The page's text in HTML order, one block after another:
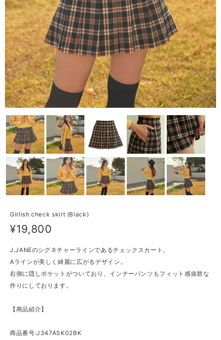
Girlish check skirt (Black)
¥19,800
J.JANEのシグネチャーラインであるチェックスカート。
Aラインが美しく綺麗に広がるデザイン。
右側に隠しポケットがついており、インナーパンツもフィット感抜群な
作りにしております。
【商品紹介】
商品番号:J347ASK02BK